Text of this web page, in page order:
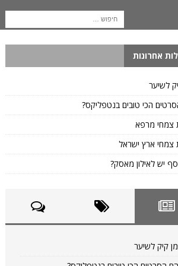
אחרונות
לשיער
הכי טובים בנטפליקס?
צמחי מרפא
צמחי ארץ ישראל
יש לאילון מאסק?
קיק לשיער